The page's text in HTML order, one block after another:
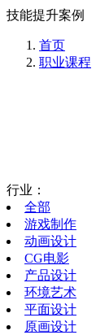
技能提升案例
首页
职业课程
行业：
全部
游戏制作
动画设计
CG电影
产品设计
环境艺术
平面设计
原画设计